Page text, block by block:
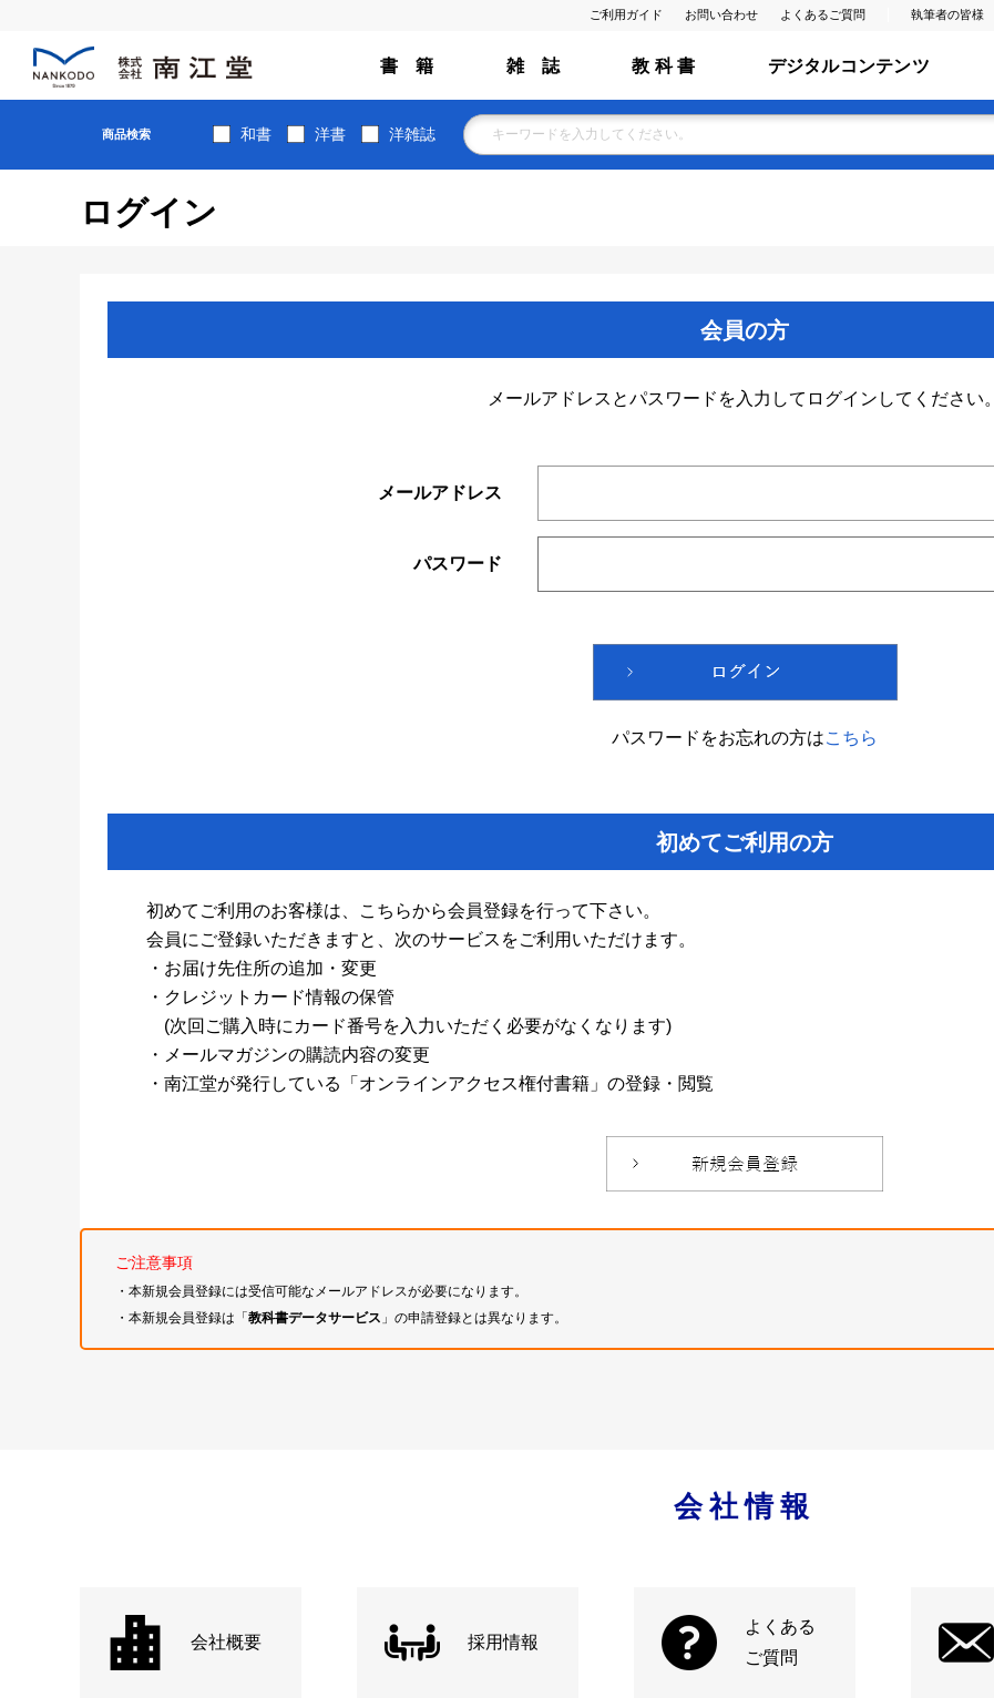
ご利用ガイド お問い合わせ よくあるご質問 執筆者の皆様
書 籍 雑 誌 教 科 書 デジタルコンテンツ
商品検索 和書 洋書 洋雑誌
ログイン
会員の方
メールアドレスとパスワードを入力してログインしてください。
メールアドレス
パスワード
パスワードをお忘れの方はこちら
初めてご利用の方
初めてご利用のお客様は、こちらから会員登録を行って下さい。
会員にご登録いただきますと、次のサービスをご利用いただけます。
・お届け先住所の追加・変更
・クレジットカード情報の保管
(次回ご購入時にカード番号を入力いただく必要がなくなります)
・メールマガジンの購読内容の変更
・南江堂が発行している「オンラインアクセス権付書籍」の登録・閲覧
ご注意事項
・本新規会員登録には受信可能なメールアドレスが必要になります。
・本新規会員登録は「教科書データサービス 」の申請登録とは異なります。
会社情報
会社概要 採用情報
よくある
ご質問